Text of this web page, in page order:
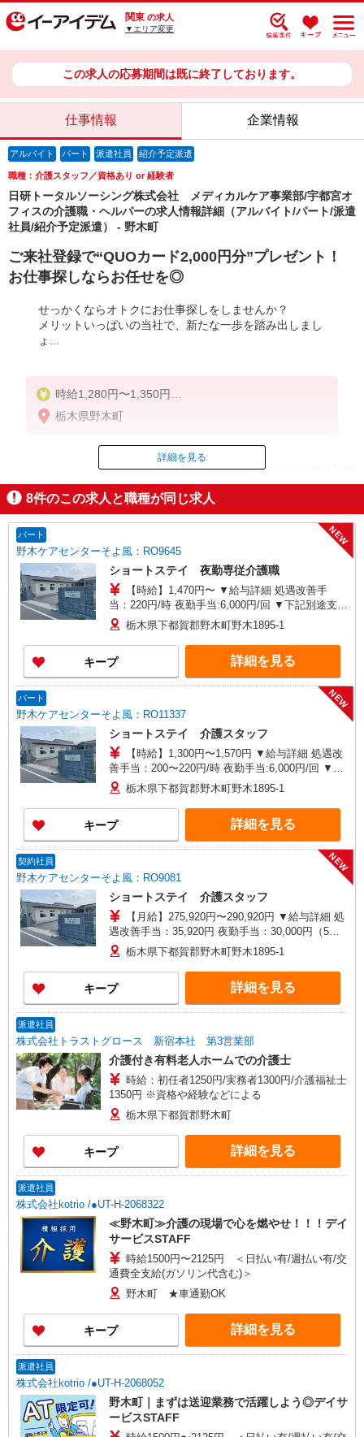
関東 の求人
▼エリア変更
この求人の応募期間は既に終了しております。
仕事情報 企業情報
アルバイト パート 派遣社員 紹介予定派遣
職種：介護スタッフ／資格あり or 経験者
日研トータルソーシング株式会社 メディカルケア事業部/宇都宮オ
フィスの介護職・ヘルパーの求人情報詳細（アルバイト/パート/派遣
社員/紹介予定派遣） - 野木町
ご来社登録で“QUOカード2,000円分”プレゼント！
お仕事探しならお任せを◎
せっかくならオトクにお仕事探しをしませんか？
メリットいっぱいの当社で、新たな一歩を踏み出しまし
ょ...
時給1,280円〜1,350円
◆無資格・経験者：時給1,280円〜
◆初任者研修・経験者：時給1,300円〜
◆介護福祉士：時給1,350円〜
※経験者は3ヶ月以上
※給与幅は経験・能力による
★週払いOK（規定あり）
栃木県野木町
ID：AE0626557198
掲載期間終了
詳細を見る
8件のこの求人と職種が同じ求人
パート
野木ケアセンターそよ風：RO9645
NEW
ショートステイ 夜勤専従介護職
【時給】1,470円〜 ▼給与詳細 処遇改善手
当：220円/時 夜勤手当:6,000円/回 ▼下記別途支給
通勤手当 年末年始手当：380円/時 寸志あり：年2
回（6月・12月） ※業績による ※処遇改善手当は
試用期間中(3ヶ月)は支給なし
栃木県下都賀郡野木町野木1895-1
キープ 詳細を見る
パート
野木ケアセンターそよ風：RO11337
NEW
ショートステイ 介護スタッフ
【時給】1,300円〜1,570円 ▼給与詳細 処遇改
善手当：200〜220円/時 夜勤手当:6,000円/回 ▼下
記別途支給 通勤手当 年末年始手当：380円/時 寸
志あり：年2回（6月・12月） ※業績による ※処
遇改善手当は試用期間中(3ヶ月)は支給なし
栃木県下都賀郡野木町野木1895-1
キープ 詳細を見る
契約社員
野木ケアセンターそよ風：RO9081
NEW
ショートステイ 介護スタッフ
【月給】275,920円〜290,920円 ▼給与詳細 処
遇改善手当：35,920円 夜勤手当：30,000円（5回
分） ※6回目以降は1回6,000円支給 ▼下記別途支
給 通勤手当 年末年始手当：380円/時 寸志あり：
年2回（6月・12月） ※業績による 特別報酬：平
均34.1万円（最高額135万円） ※2025年6月支給実
績 ※処遇改善手当は試用期間中(3ヶ月)は支給なし
栃木県下都賀郡野木町野木1895-1
キープ 詳細を見る
派遣社員
株式会社トラストグロース 新宿本社 第3営業部
介護付き有料老人ホームでの介護士
時給：初任者1250円/実務者1300円/介護福祉士
1350円 ※資格や経験などによる
栃木県下都賀郡野木町
キープ 詳細を見る
派遣社員
株式会社kotrio /●UT-H-2068322
≪野木町≫介護の現場で心を燃やせ！！！デイ
サービスSTAFF
時給1500円〜2125円 ＜日払い有/週払い有/交
通費全支給(ガソリン代含む)＞
野木町 ★車通勤OK
キープ 詳細を見る
派遣社員
株式会社kotrio /●UT-H-2068052
野木町｜まずは送迎業務で活躍しよう◎デイサ
ービスSTAFF